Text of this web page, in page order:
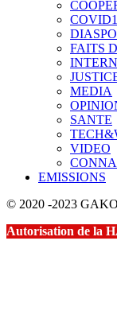
FAITS
MEDIA
SANTE
VIDEO
EMISSIONS
© 2020 -2023
Autorisation de la